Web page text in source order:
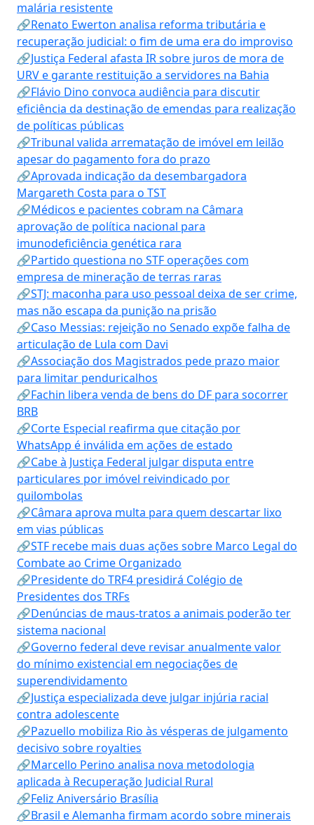
malária resistente
🔗Renato Ewerton analisa reforma tributária e
recuperação judicial: o fim de uma era do improviso
🔗Justiça Federal afasta IR sobre juros de mora de
URV e garante restituição a servidores na Bahia
🔗Flávio Dino convoca audiência para discutir
eficiência da destinação de emendas para realização
de políticas públicas
🔗Tribunal valida arrematação de imóvel em leilão
apesar do pagamento fora do prazo
🔗Aprovada indicação da desembargadora
Margareth Costa para o TST
🔗Médicos e pacientes cobram na Câmara
aprovação de política nacional para
imunodeficiência genética rara
🔗Partido questiona no STF operações com
empresa de mineração de terras raras
🔗STJ: maconha para uso pessoal deixa de ser crime,
mas não escapa da punição na prisão
🔗Caso Messias: rejeição no Senado expõe falha de
articulação de Lula com Davi
🔗Associação dos Magistrados pede prazo maior
para limitar penduricalhos
🔗Fachin libera venda de bens do DF para socorrer
BRB
🔗Corte Especial reafirma que citação por
WhatsApp é inválida em ações de estado
🔗Cabe à Justiça Federal julgar disputa entre
particulares por imóvel reivindicado por
quilombolas
🔗Câmara aprova multa para quem descartar lixo
em vias públicas
🔗STF recebe mais duas ações sobre Marco Legal do
Combate ao Crime Organizado
🔗Presidente do TRF4 presidirá Colégio de
Presidentes dos TRFs
🔗Denúncias de maus-tratos a animais poderão ter
sistema nacional
🔗Governo federal deve revisar anualmente valor
do mínimo existencial em negociações de
superendividamento
🔗Justiça especializada deve julgar injúria racial
contra adolescente
🔗Pazuello mobiliza Rio às vésperas de julgamento
decisivo sobre royalties
🔗Marcello Perino analisa nova metodologia
aplicada à Recuperação Judicial Rural
🔗Feliz Aniversário Brasília
🔗Brasil e Alemanha firmam acordo sobre minerais